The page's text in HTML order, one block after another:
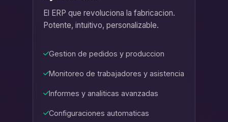
El ERP que revoluciona la fabricacion.
Potente, intuitivo, personalizable.
Gestion de pedidos y produccion
Monitoreo de trabajadores y asistencia
Informes y analiticas avanzadas
Configuraciones automaticas